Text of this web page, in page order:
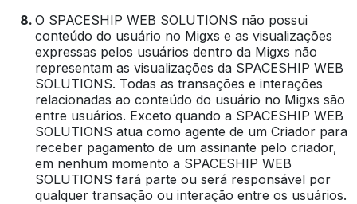
O SPACESHIP WEB SOLUTIONS não possui
conteúdo do usuário no Migxs e as visualizações
expressas pelos usuários dentro da Migxs não
representam as visualizações da SPACESHIP WEB
SOLUTIONS. Todas as transações e interações
relacionadas ao conteúdo do usuário no Migxs são
entre usuários. Exceto quando a SPACESHIP WEB
SOLUTIONS atua como agente de um Criador para
receber pagamento de um assinante pelo criador,
em nenhum momento a SPACESHIP WEB
SOLUTIONS fará parte ou será responsável por
qualquer transação ou interação entre os usuários.